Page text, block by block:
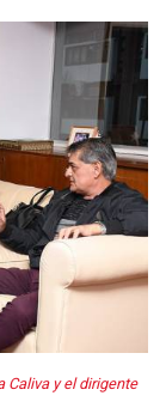
Caliva y el dirigente